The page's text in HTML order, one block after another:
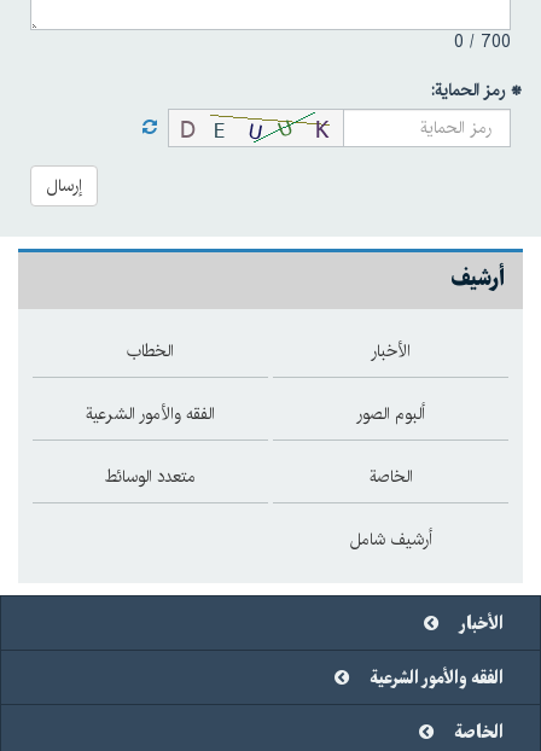
700 /
0
* رمز الحماية:
إرسال
أرشيف
الأخبار الخطاب
ألبوم الصور الفقه والأمور الشرعية
الخاصة متعدد الوسائط
أرشيف شامل
الأخبار
الفقه والأمور الشرعية
الخاصة